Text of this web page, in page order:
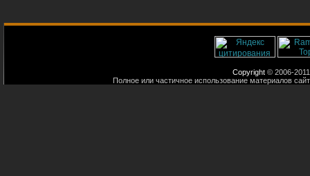
Copyright © 2006-
Полное или частичное использование материалов